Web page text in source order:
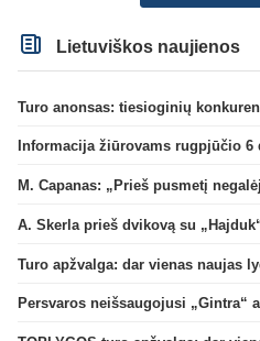
Lietuviškos naujienos
Turo anonsas: tiesioginių
Informacija žiūrovams rugpjūčio 6
Turo apžvalga: dar vienas naujas